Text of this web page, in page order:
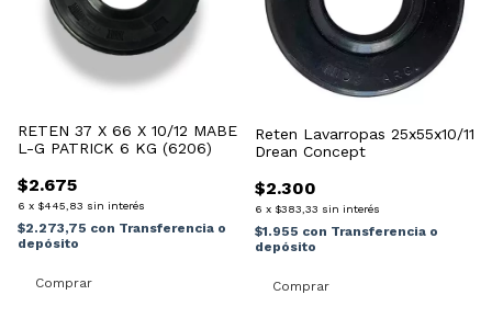
RETEN 37 X 66 X 10/12 MABE
L-G PATRICK 6 KG (6206)
$2.675
6 x $445,83 sin interés
$2.273,75 con Transferencia o
depósito
Reten Lavarropas 25x55x10/11
Drean Concept
$2.300
6 x $383,33 sin interés
$1.955 con Transferencia o
depósito